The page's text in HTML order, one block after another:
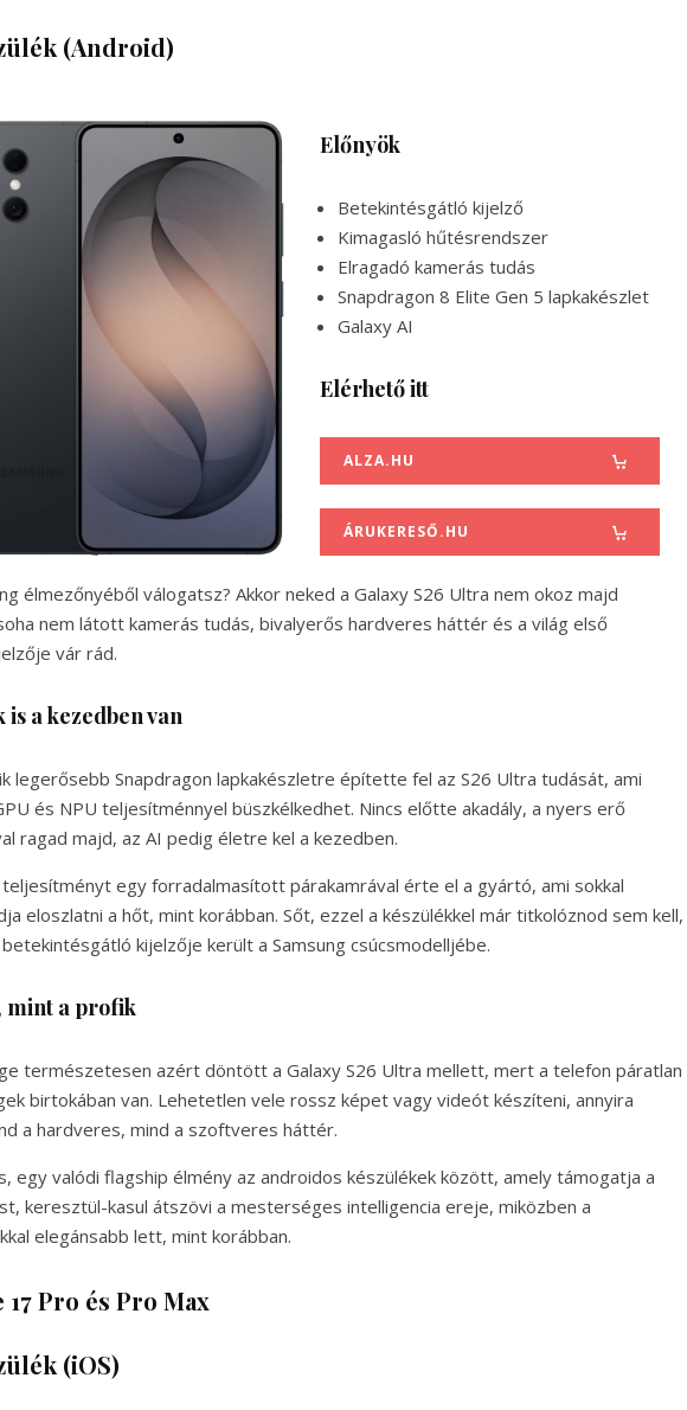
(Android)
Előnyök
Betekintésgátló kijelző
Kimagasló hűtésrendszer
Elragadó kamerás tudás
Snapdragon 8 Elite Gen 5 lapkakészlet
Galaxy AI
Elérhető itt
ALZA.HU
ÁRUKERESŐ.HU
élmezőnyéből válogatsz? Akkor neked a Galaxy S26 Ultra nem okoz majd
nem látott kamerás tudás, bivalyerős hardveres háttér és a világ első
vár rád.
is a kezedben van
legerősebb Snapdragon lapkakészletre építette fel az S26 Ultra tudását, ami
és NPU teljesítménnyel büszkélkedhet. Nincs előtte akadály, a nyers erő
ragad majd, az AI pedig életre kel a kezedben.
egy forradalmasított párakamrával érte el a gyártó, ami sokkal
eloszlatni a hőt, mint korábban. Sőt, ezzel a készülékkel már titkolóznod sem kell,
kijelzője került a Samsung csúcsmodelljébe.
mint a profik
természetesen azért döntött a Galaxy S26 Ultra mellett, mert a telefon páratlan
birtokában van. Lehetetlen vele rossz képet vagy videót készíteni, annyira
a hardveres, mind a szoftveres háttér.
egy valódi flagship élmény az androidos készülékek között, amely támogatja a
keresztül-kasul átszövi a mesterséges intelligencia ereje, miközben a
elegánsabb lett, mint korábban.
Pro és Pro Max
(iOS)